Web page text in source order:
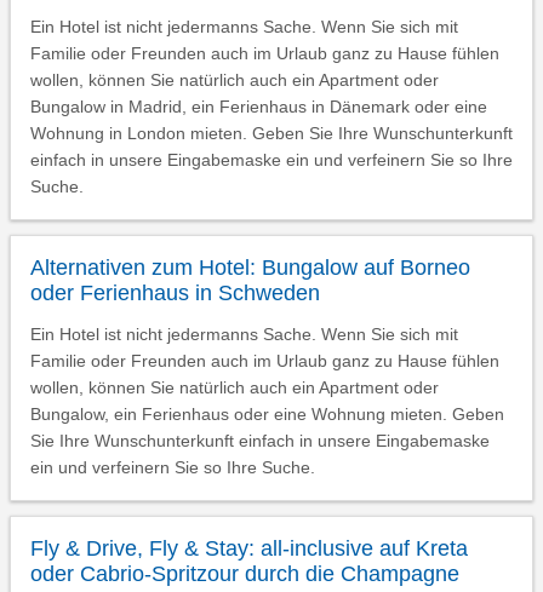
Ein Hotel ist nicht jedermanns Sache. Wenn Sie sich mit
Familie oder Freunden auch im Urlaub ganz zu Hause fühlen
wollen, können Sie natürlich auch ein Apartment oder
Bungalow in Madrid, ein Ferienhaus in Dänemark oder eine
Wohnung in London mieten. Geben Sie Ihre Wunschunterkunft
einfach in unsere Eingabemaske ein und verfeinern Sie so Ihre
Suche.
Alternativen zum Hotel: Bungalow auf Borneo
oder Ferienhaus in Schweden
Ein Hotel ist nicht jedermanns Sache. Wenn Sie sich mit
Familie oder Freunden auch im Urlaub ganz zu Hause fühlen
wollen, können Sie natürlich auch ein Apartment oder
Bungalow, ein Ferienhaus oder eine Wohnung mieten. Geben
Sie Ihre Wunschunterkunft einfach in unsere Eingabemaske
ein und verfeinern Sie so Ihre Suche.
Fly & Drive, Fly & Stay: all-inclusive auf Kreta
oder Cabrio-Spritzour durch die Champagne